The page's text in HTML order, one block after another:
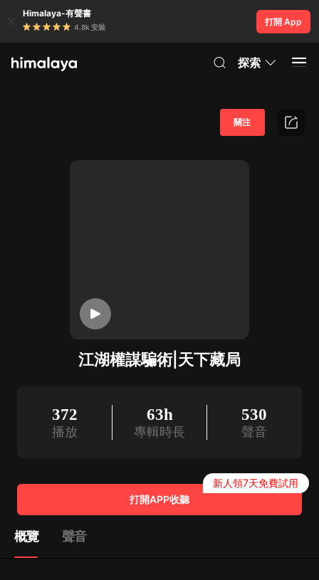
Himalaya-有聲書
4.8k 安裝
打開 App
探索
江湖權謀騙術|天下藏局
關注
372
播放
63h
專輯時長
530
聲音
打開APP收聽
新人領7天免費試用
概覽 聲音